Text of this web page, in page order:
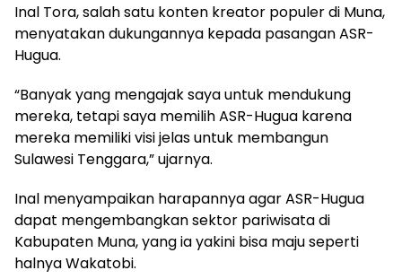
Inal Tora, salah satu konten kreator populer di Muna,
menyatakan dukungannya kepada pasangan ASR-
Hugua.
“Banyak yang mengajak saya untuk mendukung
mereka, tetapi saya memilih ASR-Hugua karena
mereka memiliki visi jelas untuk membangun
Sulawesi Tenggara,” ujarnya.
Inal menyampaikan harapannya agar ASR-Hugua
dapat mengembangkan sektor pariwisata di
Kabupaten Muna, yang ia yakini bisa maju seperti
halnya Wakatobi.